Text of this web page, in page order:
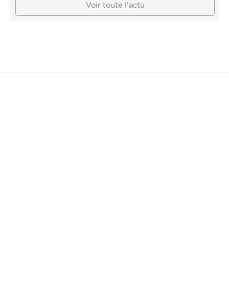
Voir toute l'actu